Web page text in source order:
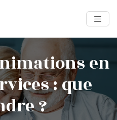
en
: que
?